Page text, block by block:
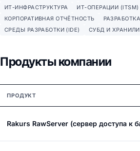
ИТ-ИНФРАСТРУКТУРА
ИТ-ОПЕРАЦИИ (ITSM)
КОРПОРАТИВНАЯ ОТЧЁТНОСТЬ
СРЕДЫ РАЗРАБОТКИ (IDE)
СУБД И
Продукты компании
ПРОДУКТ
Rakurs RawServer (сервер доступа к